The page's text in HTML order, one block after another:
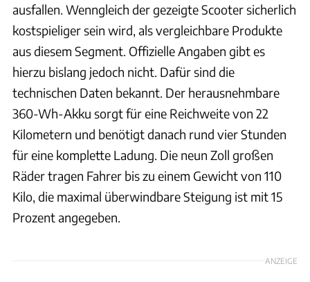
ausfallen. Wenngleich der gezeigte Scooter sicherlich
kostspieliger sein wird, als vergleichbare Produkte
aus diesem Segment. Offizielle Angaben gibt es
hierzu bislang jedoch nicht. Dafür sind die
technischen Daten bekannt. Der herausnehmbare
360-Wh-Akku sorgt für eine Reichweite von 22
Kilometern und benötigt danach rund vier Stunden
für eine komplette Ladung. Die neun Zoll großen
Räder tragen Fahrer bis zu einem Gewicht von 110
Kilo, die maximal überwindbare Steigung ist mit 15
Prozent angegeben.
ANZEIGE